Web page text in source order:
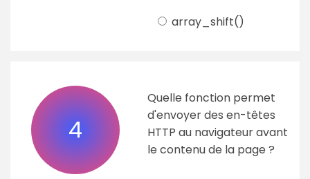
array_shift()
4
Quelle fonction permet
d'envoyer des en-têtes
HTTP au navigateur avant
le contenu de la page ?